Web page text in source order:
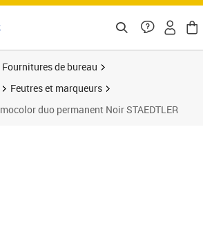
Fournitures de bureau
Feutres et marqueurs
duo permanent Noir STAEDTLER